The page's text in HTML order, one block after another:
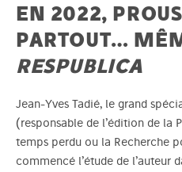
EN 2022,
PARTOUT…
RESPUBLICA
Jean-Yves Tadié, le grand
(responsable de l’édition de la
temps perdu ou la Recherche
commencé l’étude de l’auteur